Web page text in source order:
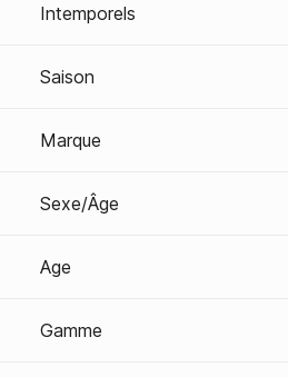
Intemporels
Saison
Marque
Sexe/Âge
Age
Gamme